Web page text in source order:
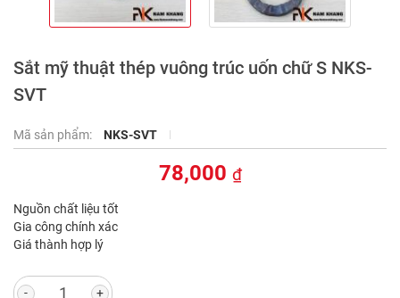
Sắt mỹ thuật thép vuông trúc uốn chữ S NKS-
SVT
Mã sản phẩm: NKS-SVT
78,000 ₫
Nguồn chất liệu tốt
Gia công chính xác
Giá thành hợp lý
- +